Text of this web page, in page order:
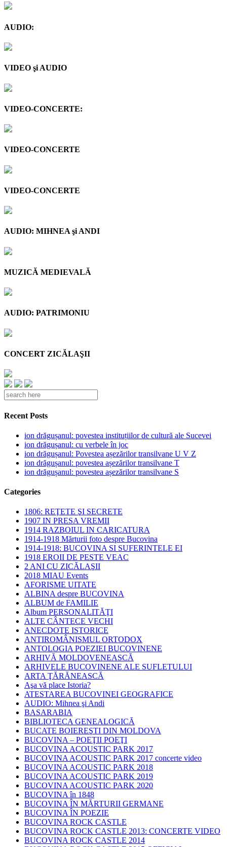
AUDIO:
VIDEO şi AUDIO
VIDEO-CONCERTE:
VIDEO-CONCERTE
VIDEO-CONCERTE
AUDIO: MIHNEA şi ANDI
MUZICĂ MEDIEVALĂ
AUDIO: PATRIMONIU
CONCERT ZICĂLAŞII
Recent Posts
ion drăgușanul: povestea instituțiilor de cultură ale Sucevei
ion drăgușanul: cu verbele în joc
ion drăgușanul: Povestea așezărilor transilvane U V Z
ion drăgușanul: povestea așezărilor transilvane T
ion drăgușanul: povestea așezărilor transilvane S
Categories
1806: REŢETE ŞI SECRETE
1907 IN PRESA VREMII
1914 RAZBOIUL IN CARICATURA
1914-1918 Mărturii foto despre Bucovina
1914-1918: BUCOVINA SI SUFERINTELE EI
1918 EROII DE PESTE VEAC
2 ANI CU ZICĂLAŞII
2018 MIAU Events
AFORISME UITATE
ALBINA despre BUCOVINA
ALBUM de FAMILIE
Album PERSONALITĂŢI
ALTE CÂNTECE VECHI
ANECDOTE ISTORICE
ANTIROMÂNISMUL ORTODOX
ANTOLOGIA POEZIEI BUCOVINENE
ARHIVĂ MOLDOVENEASCĂ
ARHIVELE BUCOVINENE ALE SUFLETULUI
ARTA ŢĂRĂNEASCĂ
Aşa vă place Istoria?
ATESTAREA BUCOVINEI GEOGRAFICE
AUDIO: Mihnea şi Andi
BASARABIA
BIBLIOTECA GENEALOGICĂ
BUCATE BOIEREŞTI DIN MOLDOVA
BUCOVINA – POEŢII POEŢI
BUCOVINA ACOUSTIC PARK 2017
BUCOVINA ACOUSTIC PARK 2017 concerte video
BUCOVINA ACOUSTIC PARK 2018
BUCOVINA ACOUSTIC PARK 2019
BUCOVINA ACOUSTIC PARK 2020
BUCOVINA în 1848
BUCOVINA ÎN MĂRTURII GERMANE
BUCOVINA ÎN POEZIE
BUCOVINA ROCK CASTLE
BUCOVINA ROCK CASTLE 2013: CONCERTE VIDEO
BUCOVINA ROCK CASTLE 2014